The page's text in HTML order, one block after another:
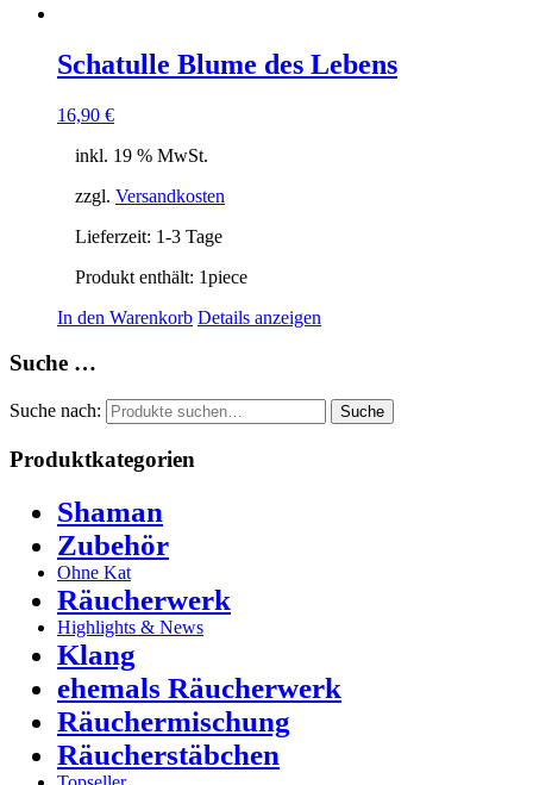
Schatulle Blume des Lebens
16,90 €
inkl. 19 % MwSt.
zzgl. Versandkosten
Lieferzeit: 1-3 Tage
Produkt enthält: 1piece
In den Warenkorb Details anzeigen
Suche …
Suche nach: Suche
Produktkategorien
Shaman
Zubehör
Ohne Kat
Räucherwerk
Highlights & News
Klang
ehemals Räucherwerk
Räuchermischung
Räucherstäbchen